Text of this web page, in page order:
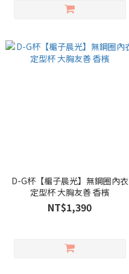
D-G杯【槴子晨光】無鋼圈內衣
定型杯 大胸友善 香檳
NT$1,390